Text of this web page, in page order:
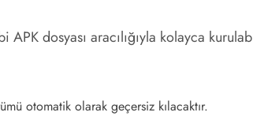
dosyası aracılığıyla kolayca
otomatik olarak geçersiz kılacaktır.